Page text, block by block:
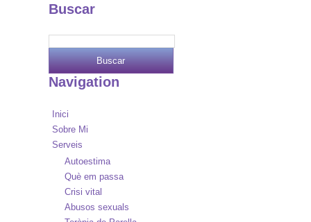
Buscar
Navigation
Inici
Sobre Mi
Serveis
Autoestima
Què em passa
Crisi vital
Abusos sexuals